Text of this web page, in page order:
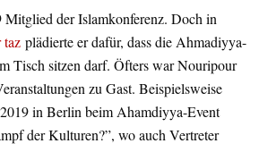
der Islamkonferenz. Doch in
plädierte er dafür, dass die Ahmadiyya-
Tisch sitzen darf. Öfters war Nouripour
zu Gast. Beispielsweise
in Berlin beim Ahamdiyya-Event
der Kulturen?”, wo auch Vertreter